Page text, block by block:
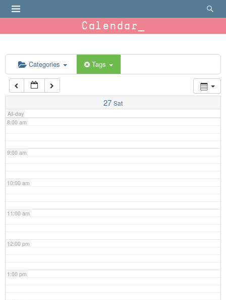
Calendar
Categories Tags
27 Sat
All-day
6:00 am
7:00 am
8:00 am
9:00 am
10:00 am
11:00 am
12:00 pm
1:00 pm